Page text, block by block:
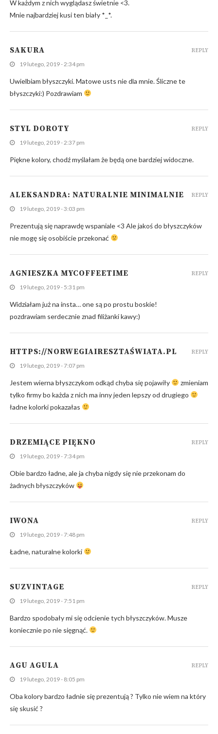
W każdym z nich wyglądasz świetnie <3.
Mnie najbardziej kusi ten biały *_*.
SAKURA
19 lutego, 2019 - 2:34 pm
Uwielbiam błyszczyki. Matowe usts nie dla mnie. Śliczne te
błyszczyki:) Pozdrawiam
REPLY
STYL DOROTY
19 lutego, 2019 - 2:37 pm
Piękne kolory, chodź myślałam że będą one bardziej widoczne.
REPLY
ALEKSANDRA: NATURALNIE MINIMALNIE
19 lutego, 2019 - 3:03 pm
Prezentują się naprawdę wspaniale <3 Ale jakoś do błyszczyków
nie mogę się osobiście przekonać
REPLY
AGNIESZKA MYCOFFEETIME
19 lutego, 2019 - 5:31 pm
Widziałam już na insta… one są po prostu boskie!
pozdrawiam serdecznie znad filiżanki kawy:)
REPLY
HTTPS://NORWEGIAIRESZTAŚWIATA.PL
19 lutego, 2019 - 7:07 pm
Jestem wierna błyszczykom odkąd chyba się pojawiły
zmieniam
tylko firmy bo każda z nich ma inny jeden lepszy od drugiego
ładne kolorki pokazałas
REPLY
DRZEMIĄCE PIĘKNO
19 lutego, 2019 - 7:34 pm
Obie bardzo ładne, ale ja chyba nigdy się nie przekonam do
żadnych błyszczyków
REPLY
IWONA
19 lutego, 2019 - 7:48 pm
Ładne, naturalne kolorki
REPLY
SUZVINTAGE
19 lutego, 2019 - 7:51 pm
Bardzo spodobały mi się odcienie tych błyszczyków. Musze
koniecznie po nie sięgnąć.
REPLY
AGU AGULA
19 lutego, 2019 - 8:05 pm
Oba kolory bardzo ładnie się prezentują ? Tylko nie wiem na który
się skusić ?
REPLY